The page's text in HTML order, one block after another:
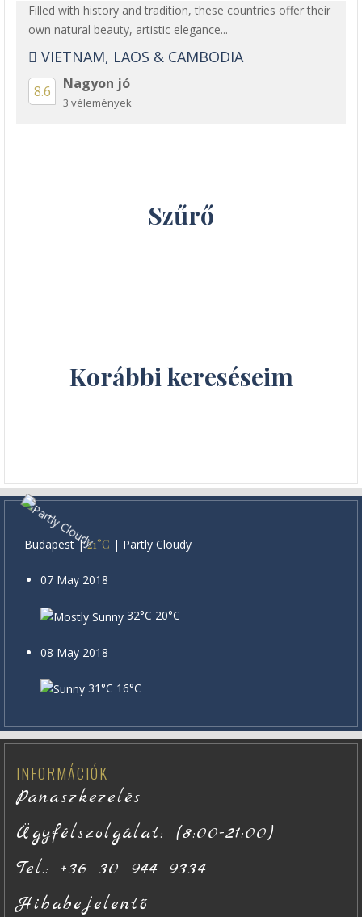
Filled with history and tradition, these countries offer their
own natural beauty, artistic elegance...
VIETNAM, LAOS & CAMBODIA
8.6 Nagyon jó
3 vélemények
Szűrő
Korábbi kereséseim
Budapest|21°C | Partly Cloudy
07 May 2018
32°C 20°C
08 May 2018
31°C 16°C
INFORMÁCIÓK
Panaszkezelés
Ügyfélszolgálat: (8:00-21:00)
Tel.: +36 30 944 9334
Hibabejelentő